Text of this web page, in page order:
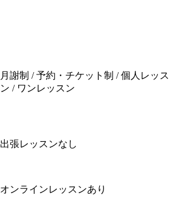
月謝制 / 予約・チケット制 / 個人レッス
ン / ワンレッスン
出張レッスンなし
オンラインレッスンあり